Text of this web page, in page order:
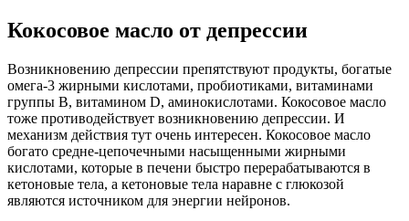
Кокосовое масло от депрессии
Возникновению депрессии препятствуют продукты, богатые
омега-3 жирными кислотами, пробиотиками, витаминами
группы В, витамином D, аминокислотами. Кокосовое масло
тоже противодействует возникновению депрессии. И
механизм действия тут очень интересен. Кокосовое масло
богато средне-цепочечными насыщенными жирными
кислотами, которые в печени быстро перерабатываются в
кетоновые тела, а кетоновые тела наравне с глюкозой
являются источником для энергии нейронов.